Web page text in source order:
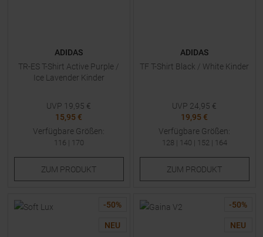
ADIDAS
TR-ES T-Shirt Active Purple /
Ice Lavender Kinder
UVP 19,95 €
15,95 €
Verfügbare Größen:
116 | 170
ZUM PRODUKT
ADIDAS
TF T-Shirt Black / White Kinder
UVP 24,95 €
19,95 €
Verfügbare Größen:
128 | 140 | 152| 164
ZUM PRODUKT
-50%
NEU
-50%
NEU